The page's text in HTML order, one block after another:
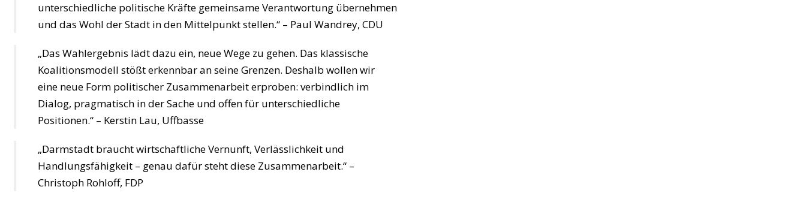
unterschiedliche politische Kräfte gemeinsame Verantwortung übernehmen
und das Wohl der Stadt in den Mittelpunkt stellen.“ – Paul Wandrey, CDU
„Das Wahlergebnis lädt dazu ein, neue Wege zu gehen. Das klassische
Koalitionsmodell stößt erkennbar an seine Grenzen. Deshalb wollen wir
eine neue Form politischer Zusammenarbeit erproben: verbindlich im
Dialog, pragmatisch in der Sache und offen für unterschiedliche
Positionen.“ – Kerstin Lau, Uffbasse
„Darmstadt braucht wirtschaftliche Vernunft, Verlässlichkeit und
Handlungsfähigkeit – genau dafür steht diese Zusammenarbeit.“ –
Christoph Rohloff, FDP